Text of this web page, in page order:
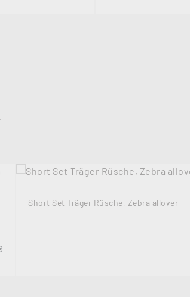
Preis:
Short Set Träger Rüsche, Zebra allover